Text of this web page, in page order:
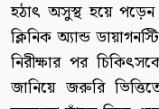
হঠাৎ অসুস্থ হয়ে
ক্লিনিক অ্যান্ড
নিরীক্ষার পর
জানিয়ে জরুরি